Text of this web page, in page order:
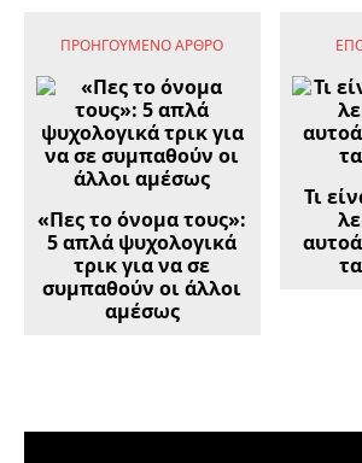
ΠΡΟΗΓΟΎΜΕΝΟ ΆΡΘΡΟ
«Πες το όνομα τους»:
5 απλά ψυχολογικά
τρικ για να σε
συμπαθούν οι άλλοι
αμέσως
Τι